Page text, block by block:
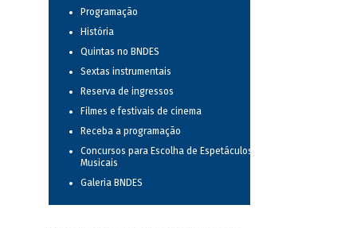
Programação
História
Quintas no BNDES
Sextas instrumentais
Reserva de ingressos
Filmes e festivais de cinema
Receba a programação
Concursos para Escolha de Espetáculos
Musicais
Galeria BNDES